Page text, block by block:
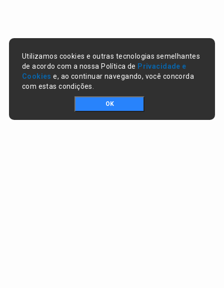
Utilizamos cookies e outras tecnologias semelhantes
de acordo com a nossa Política de Privacidade e
Cookies e, ao continuar navegando, você concorda
com estas condições.
OK